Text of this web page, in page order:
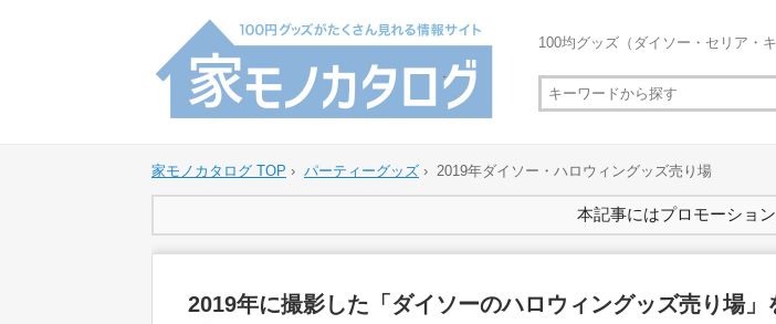
100均グッズ（ダイソー・セリア・
家モノカタログ TOP › パーティーグッズ › 2019年ダイソー・ハロウィングッズ売り場
本記事にはプロモーショ
2019年に撮影した「ダイソーのハロウィングッズ売り場」